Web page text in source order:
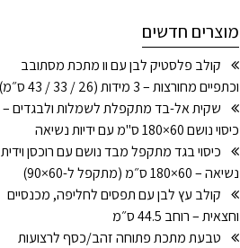
מוצרים חדשים
קולב פלסטיק לבן עם וו מתכת מסתובב
וכתפיים מחורצות – 3 מידות (26 / 33 / 43 ס״מ)
שקית אל-בד מתקפלת לשמלות ולבגדים –
כיסוי נושם 60×180 ס"מ עם ידיות נשיאה
כיסוי בגד מתקפל מבד נושם עם רוכסן וידית
נשיאה – 60×180 ס״מ (מתקפל ל-60×90)
קולב עץ לבן עם תפסים לחליפה, מכנסיים
וחצאית – רוחב 44.5 ס״מ
טבעת מתכת פתוחה זהב/כסף לרצועות